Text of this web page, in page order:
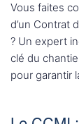
Vous faites
d’un Contrat
? Un expert
clé du
pour garantir